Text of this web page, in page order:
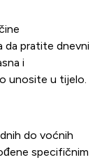
da pratite dnevni
i
unosite u tijelo.
do voćnih
specifičnim